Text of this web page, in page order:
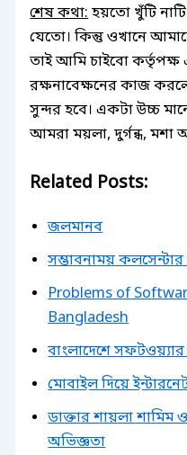
শেষ কথা:হয়তো খুঁটি
যেতো। কিন্তু ওখানে
তাই আমি চাইবো
রক্ষনাবেক্ষনের কাজ
সুন্দর হবে। একটা উচ্চ
আমরা ময়লা, দুর্গন্ধ, মশা
Related Posts:
জলমানব
সম্ভাবনাময়
Problems of
Bangladesh
বাংলাদেশে সফটওয়্যার
মোবাইল দিয়ে
ডাক্তার শায়লা শামিম
অভিজ্ঞতা